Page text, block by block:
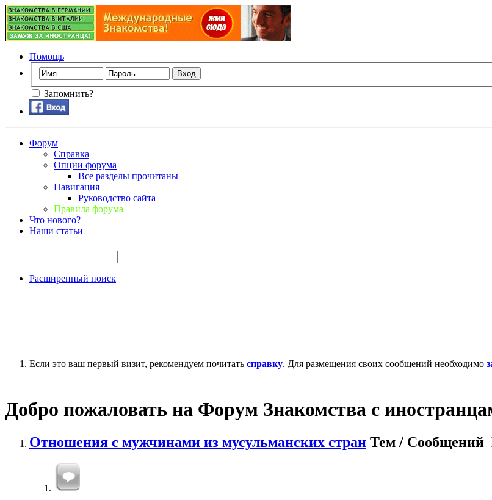
Помощь
Запомнить?
Форум
Справка
Опции форума
Все разделы прочитаны
Навигация
Руководство сайта
Правила форума
Что нового?
Наши статьи
Расширенный поиск
Если это ваш первый визит, рекомендуем почитать справку. Для размещения своих сообщений необходимо
Добро пожаловать на Форум Знакомства с
Отношения с мужчинами из мусульманских стран Тем / Сообщений